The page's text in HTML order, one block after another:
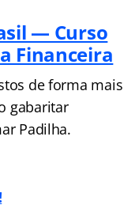
— Curso
Financeira
de forma mais
gabaritar
Padilha.